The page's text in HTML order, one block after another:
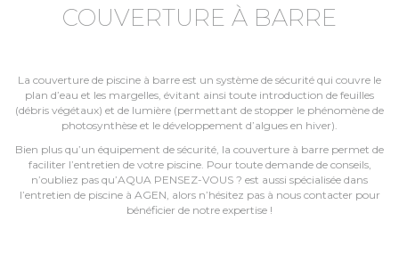
COUVERTURE À BARRE
La couverture de piscine à barre est un système de sécurité qui couvre le
plan d’eau et les margelles, évitant ainsi toute introduction de feuilles
(débris végétaux) et de lumière (permettant de stopper le phénomène de
photosynthèse et le développement d’algues en hiver).
Bien plus qu’un équipement de sécurité, la couverture à barre permet de
faciliter l’entretien de votre piscine. Pour toute demande de conseils,
n’oubliez pas qu’AQUA PENSEZ-VOUS ? est aussi spécialisée dans
l’entretien de piscine à AGEN, alors n’hésitez pas à nous contacter pour
bénéficier de notre expertise !